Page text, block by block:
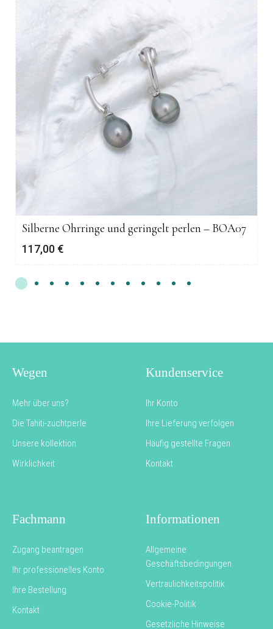
Silberne Ohrringe und geringelt perlen – BOA07
117,00 €
Wegen
Mehr über uns?
Die Tahiti-zuchtperle
Unsere kollektion
Wirklichkeit
Kundenservice
Ihr Konto
Ihre Lieferung verfolgen
Häufig gestellte Fragen
Kontakt
Fachmann
Zugang beantragen
Ihr professionelles Konto
Ihre Bestellung
Kontakt
Informationen
Allgemeine
Geschäftsbedingungen
Vertraulichkeitspolitik
Cookie-Politik
Gesetzliche Hinweise